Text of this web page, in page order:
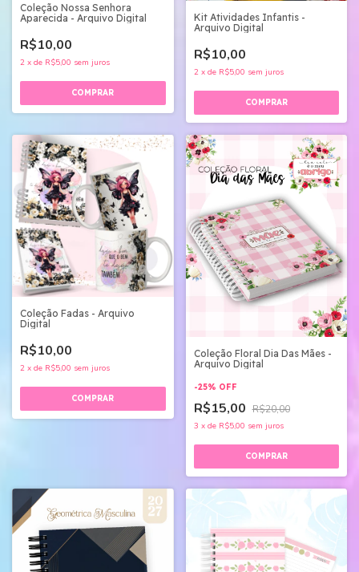
Coleção Nossa Senhora
Aparecida - Arquivo Digital
R$10,00
2 x de R$5,00 sem juros
Kit Atividades Infantis -
Arquivo Digital
R$10,00
2 x de R$5,00 sem juros
Coleção Fadas - Arquivo
Digital
R$10,00
2 x de R$5,00 sem juros
Coleção Floral Dia Das Mães -
Arquivo Digital
-25% OFF
R$15,00 R$20,00
3 x de R$5,00 sem juros